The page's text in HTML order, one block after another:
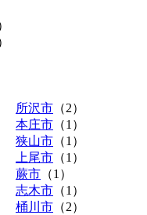
所沢市 （2）
本庄市 （1）
狭山市 （1）
上尾市 （1）
蕨市 （1）
志木市 （1）
桶川市 （2）